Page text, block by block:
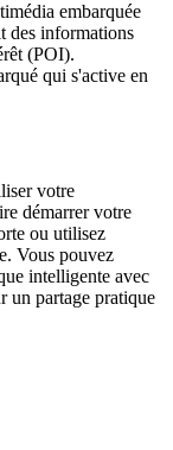
embarquée
des informations
(POI).
qui s'active en
votre
démarrer votre
ou utilisez
Vous pouvez
intelligente avec
un partage pratique